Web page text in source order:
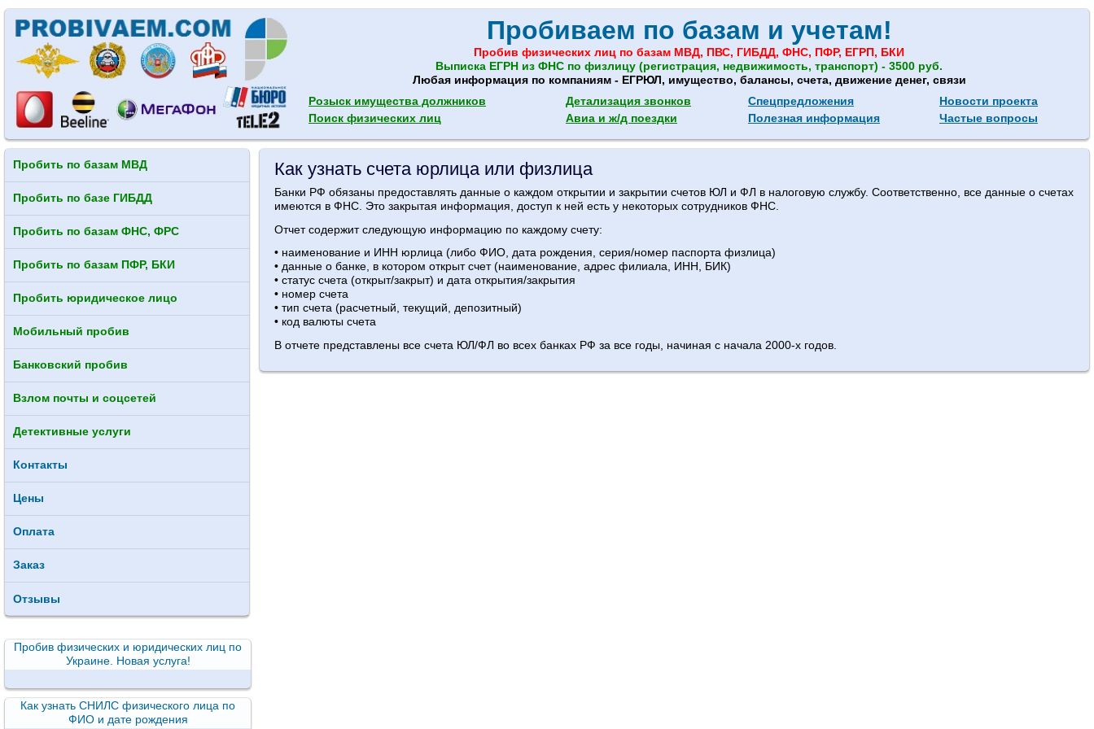
Пробиваем по базам и учетам!
Пробив физических лиц по базам МВД, ПВС, ГИБДД, ФНС, ПФР, ЕГРП, БКИ
Выписка ЕГРН из ФНС по физлицу (регистрация, недвижимость, транспорт) - 3500 руб.
Любая информация по компаниям - ЕГРЮЛ, имущество, балансы, счета, движение денег, связи
Розыск имущества должников
Детализация звонков Спецпредложения
Новости проекта
Поиск физических лиц
Авиа и ж/д поездки Полезная информация Частые вопросы
Как узнать счета юрлица или физлица
Банки РФ обязаны предоставлять данные о каждом открытии и закрытии счетов ЮЛ и ФЛ в налоговую службу. Соответственно, все данные о счетах
имеются в ФНС. Это закрытая информация, доступ к ней есть у некоторых сотрудников ФНС.
Отчет содержит следующую информацию по каждому счету:
• наименование и ИНН юрлица (либо ФИО, дата рождения, серия/номер паспорта физлица)
• данные о банке, в котором открыт счет (наименование, адрес филиала, ИНН, БИК)
• статус счета (открыт/закрыт) и дата открытия/закрытия
• номер счета
• тип счета (расчетный, текущий, депозитный)
• код валюты счета
В отчете представлены все счета ЮЛ/ФЛ во всех банках РФ за все годы, начиная с начала 2000-х годов.
Пробить по базам МВД
Пробить по базе ГИБДД
Пробить по базам ФНС, ФРС
Пробить по базам ПФР, БКИ
Пробить юридическое лицо
Мобильный пробив
Банковский пробив
Взлом почты и соцсетей
Детективные услуги
Контакты
Цены
Оплата
Заказ
Отзывы
Пробив физических и юридических лиц по
Украине. Новая услуга!
Как узнать СНИЛС физического лица по
ФИО и дате рождения